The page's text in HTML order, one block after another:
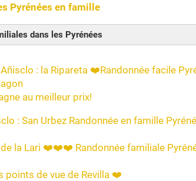
Pyrénées en famille
dans les Pyrénées
: la Ripareta ❤️Randonnée facile
au meilleur prix!
: San Urbez Randonnée en famille
de la Lari ❤️❤️❤️ Randonnée familiale
points de vue de Revilla ❤️